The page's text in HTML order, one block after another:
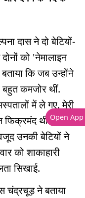
दास ने दो बेटियों-
को 'नेमालाइन
बताया कि जब उन्होंने
बहुत कमजोर थीं.
में ले गए. मेरी
फिक्रमंद थी.”
उनकी बेटियों ने
को शाकाहारी
सिखाई.
चंद्रचूड़ ने बताया
Open App